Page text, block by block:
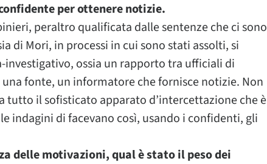
per ottenere notizie.
peraltro qualificata dalle sentenze che ci sono
di Mori, in processi in cui sono stati assolti, si
ossia un rapporto tra ufficiali di
fonte, un informatore che fornisce notizie. Non
tutto il sofisticato apparato d’intercettazione che è
indagini di facevano così, usando i confidenti, gli
delle motivazioni, qual è stato il peso dei